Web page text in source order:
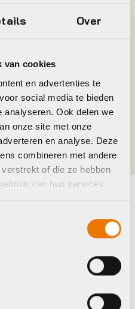
Over
van cookies
en advertenties te
social media te bieden
analyseren. Ook delen we
onze site met onze
en analyse. Deze
combineren met andere
of die ze hebben
van hun services.
Charcoal Melee
Basil